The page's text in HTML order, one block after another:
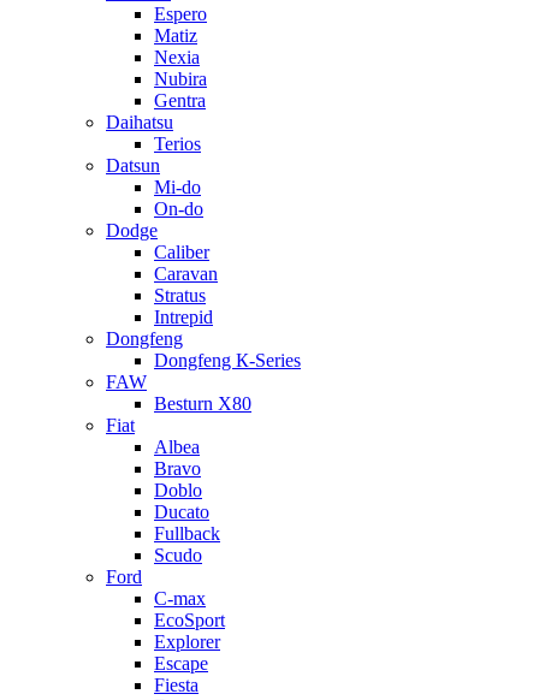
Espero
Matiz
Nexia
Nubira
Gentra
Daihatsu
Terios
Datsun
Mi-do
On-do
Dodge
Caliber
Caravan
Stratus
Intrepid
Dongfeng
Dongfeng К-Series
FAW
Besturn Х80
Fiat
Albea
Bravo
Doblo
Ducato
Fullback
Scudo
Ford
C-max
EcoSport
Explorer
Escape
Fiesta